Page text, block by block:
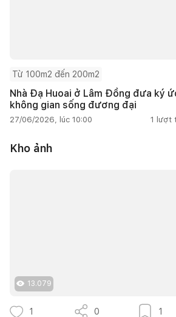
Từ 100m2 đến 200m2
Nhà Đạ Huoai ở Lâm Đồng đưa ký
không gian sống đương đại
27/06/2026, lúc 10:00 1 lượt
Kho ảnh
13.079
1 0 1